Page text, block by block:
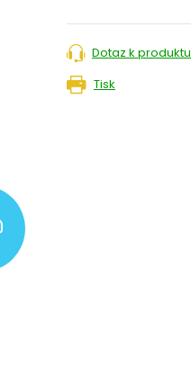
ZDARMA
Tisk
Dotaz k produktu